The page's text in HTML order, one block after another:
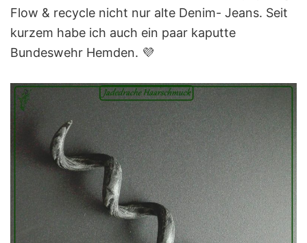
Flow & recycle nicht nur alte Denim- Jeans. Seit
kurzem habe ich auch ein paar kaputte
Bundeswehr Hemden. 💜